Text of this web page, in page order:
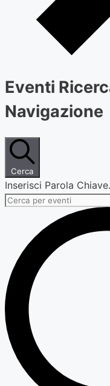
Eventi
Navigazione
Cerca
Inserisci Parola